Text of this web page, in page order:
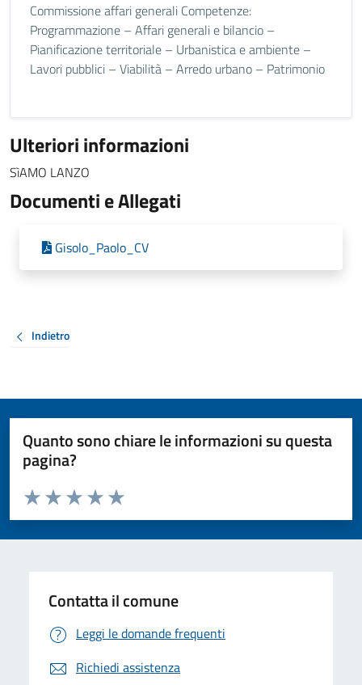
Commissione affari generali Competenze:
Programmazione – Affari generali e bilancio –
Pianificazione territoriale – Urbanistica e ambiente –
Lavori pubblici – Viabilità – Arredo urbano – Patrimonio
Ulteriori informazioni
SìAMO LANZO
Documenti e Allegati
Gisolo_Paolo_CV
Indietro
Quanto sono chiare le informazioni su questa
pagina?
Valuta da 1 a 5 stelle la pagina
Valuta 5 stelle su 5
Valuta 4 stelle su 5
Valuta 3 stelle su 5
Valuta 2 stelle su 5
Valuta 1 stelle su 5
Contatta il comune
Leggi le domande frequenti
Richiedi assistenza